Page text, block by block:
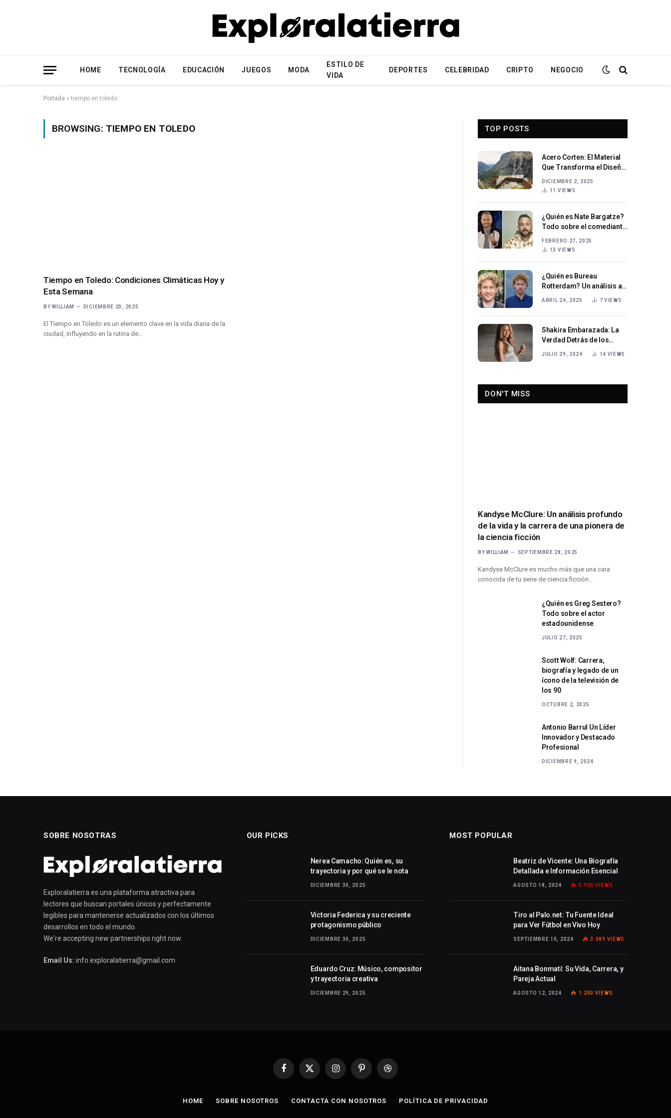
HOME TECNOLOGÍA EDUCACIÓN JUEGOS MODA
ESTILO DE
VIDA
DEPORTES CELEBRIDAD CRIPTO NEGOCIO
Portada »tiempo en toledo
BROWSING: TIEMPO EN TOLEDO
Tiempo en Toledo: Condiciones Climáticas Hoy y
Esta Semana
BY WILLIAM DICIEMBRE 20, 2025
El Tiempo en Toledo es un elemento clave en la vida diaria de la
ciudad, influyendo en la rutina de…
TOP POSTS
Acero Corten: El Material
Que Transforma el Diseño
DICIEMBRE 2, 2025
11 VIEWS
¿Quién es Nate Bargatze?
Todo sobre el comediante
FEBRERO 27, 2025
13 VIEWS
¿Quién es Bureau
Rotterdam? Un análisis a
fondo del programa de
ABRIL 24, 2025 7 VIEWS
Shakira Embarazada: La
Verdad Detrás de los
JULIO 29, 2024 14 VIEWS
DON'T MISS
Kandyse McClure: Un análisis profundo
de la vida y la carrera de una pionera de
la ciencia ficción
BY WILLIAM SEPTIEMBRE 28, 2025
Kandyse McClure es mucho más que una cara
conocida de tu serie de ciencia ficción…
¿Quién es Greg Sestero?
Todo sobre el actor
estadounidense
JULIO 27, 2025
Scott Wolf: Carrera,
biografía y legado de un
ícono de la televisión de
los 90
OCTUBRE 2, 2025
Antonio Barrul Un Líder
Innovador y Destacado
Profesional
DICIEMBRE 9, 2024
SOBRE NOSOTRAS
Exploralatierra es una plataforma atractiva para
lectores que buscan portales únicos y perfectamente
legibles para mantenerse actualizados con los últimos
desarrollos en todo el mundo.
We're accepting new partnerships right now.
Email Us: info.exploralatierra@gmail.com
OUR PICKS
Nerea Camacho: Quién es, su
trayectoria y por qué se le nota
DICIEMBRE 30, 2025
Victoria Federica y su creciente
protagonismo público
DICIEMBRE 30, 2025
Eduardo Cruz: Músico, compositor
y trayectoria creativa
DICIEMBRE 29, 2025
MOST POPULAR
Beatriz de Vicente: Una Biografía
Detallada e Información Esencial
AGOSTO 18, 2024 5.900 VIEWS
Tiro al Palo.net: Tu Fuente Ideal
para Ver Fútbol en Vivo Hoy
SEPTIEMBRE 10, 2024 3.089 VIEWS
Aitana Bonmatí: Su Vida, Carrera, y
Pareja Actual
AGOSTO 12, 2024 1.250 VIEWS
Facebook
X
InstagramPinterestDribbble
HOME SOBRE NOSOTROS CONTACTA CON NOSOTROS POLÍTICA DE PRIVACIDAD